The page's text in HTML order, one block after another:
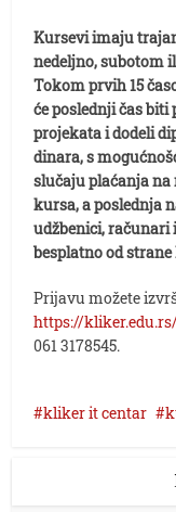
Kursevi imaju
nedeljno, subotom
Tokom prvih 15
će poslednji čas
projekata i dodeli
dinara, s
slučaju plaćanja na
kursa, a poslednja
udžbenici, računari
besplatno od
Prijavu možete
https://
061 3178545.
kliker it centar